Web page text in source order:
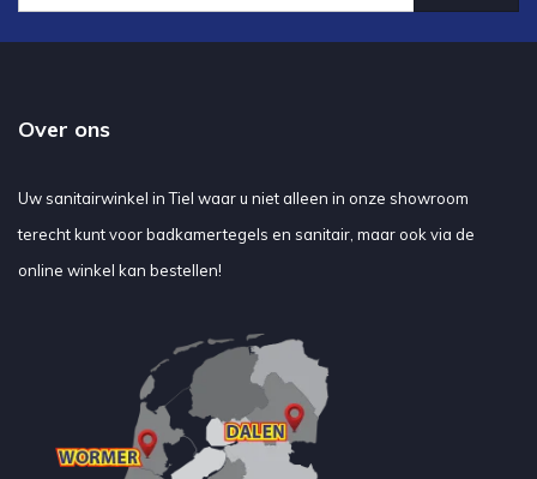
Over ons
Uw sanitairwinkel in Tiel waar u niet alleen in onze showroom
terecht kunt voor badkamertegels en sanitair, maar ook via de
online winkel kan bestellen!